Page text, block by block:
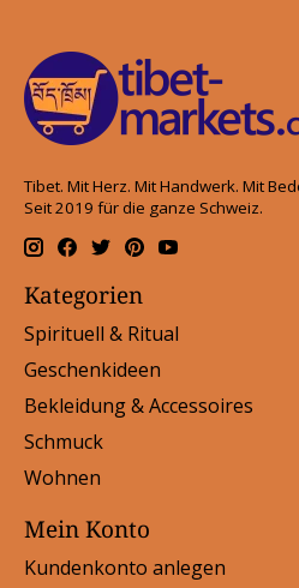
Tibet. Mit Herz. Mit Handwerk. Mit
Seit 2019 für die ganze Schweiz.
Kategorien
Spirituell & Ritual
Geschenkideen
Bekleidung & Accessoires
Schmuck
Wohnen
Mein Konto
Kundenkonto anlegen